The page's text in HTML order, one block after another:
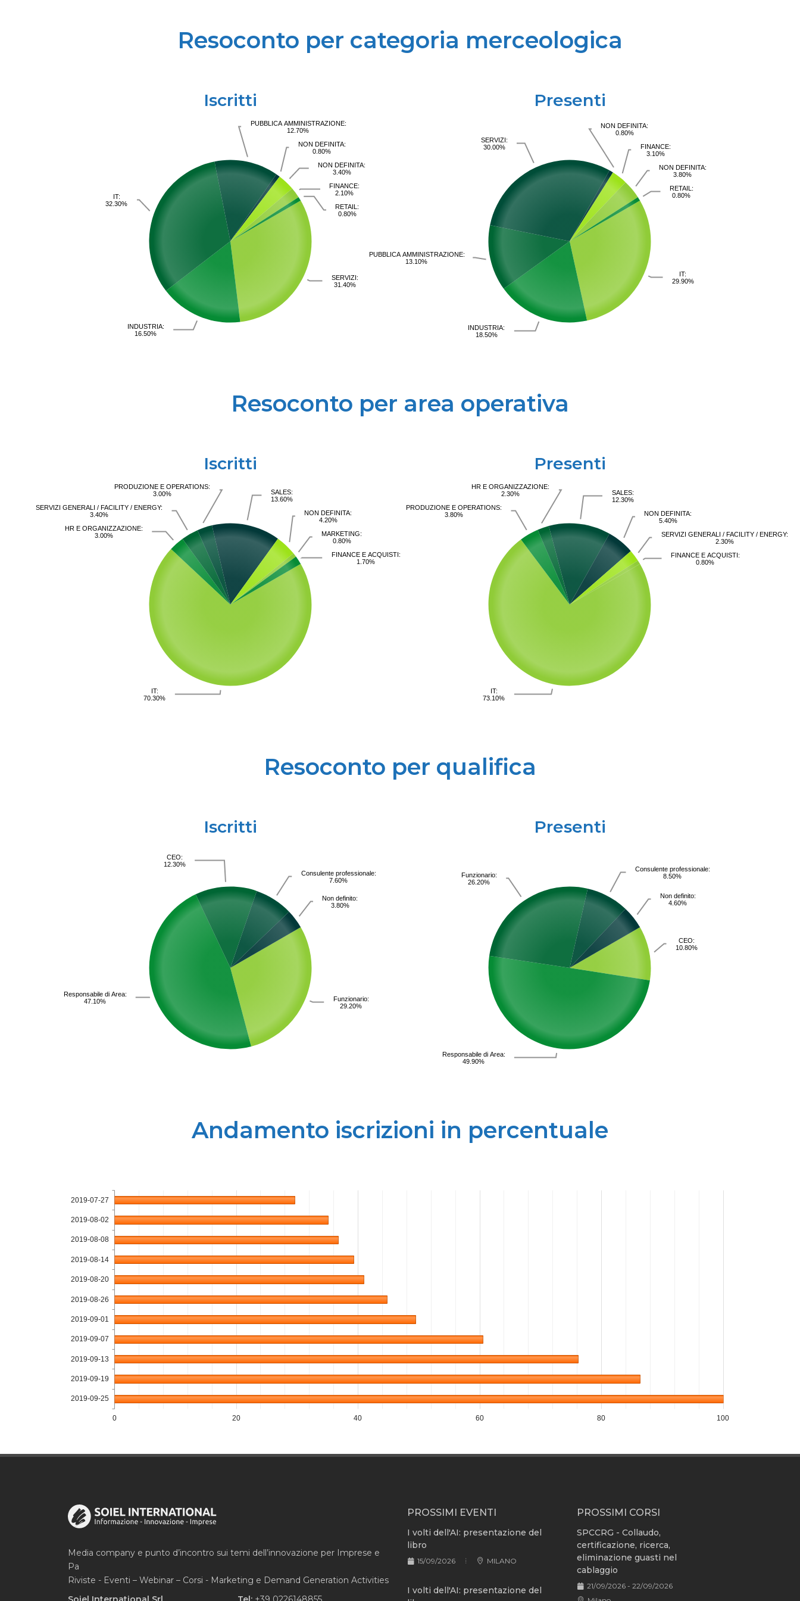
Resoconto per categoria merceologica
Iscritti
SERVIZI:
31.40%
INDUSTRIA:
16.50%
IT:
32.30%
PUBBLICA AMMINISTRAZIONE:
12.70%
NON DEFINITA:
0.80%
NON DEFINITA:
3.40%
FINANCE:
2.10%
RETAIL:
0.80%
Presenti
IT:
29.90%
INDUSTRIA:
18.50%
PUBBLICA AMMINISTRAZIONE:
13.10%
SERVIZI:
30.00%
NON DEFINITA:
0.80%
FINANCE:
3.10%
NON DEFINITA:
3.80%
RETAIL:
0.80%
Resoconto per area operativa
Iscritti
IT:
70.30%
HR E ORGANIZZAZIONE:
3.00%
SERVIZI GENERALI / FACILITY / ENERGY:
3.40%
PRODUZIONE E OPERATIONS:
3.00%
SALES:
13.60%
NON DEFINITA:
4.20%
MARKETING:
0.80%
FINANCE E ACQUISTI:
1.70%
Presenti
IT:
73.10%
PRODUZIONE E OPERATIONS:
3.80%
HR E ORGANIZZAZIONE:
2.30%
SALES:
12.30%
NON DEFINITA:
5.40%
SERVIZI GENERALI / FACILITY / ENERGY:
2.30%
FINANCE E ACQUISTI:
0.80%
Resoconto per qualifica
Iscritti
Funzionario:
29.20%
Responsabile di Area:
47.10%
CEO:
12.30%
Consulente professionale:
7.60%
Non definito:
3.80%
Presenti
CEO:
10.80%
Responsabile di Area:
49.90%
Funzionario:
26.20%
Consulente professionale:
8.50%
Non definito:
4.60%
Andamento iscrizioni in percentuale
2019-07-27
2019-08-02
2019-08-08
2019-08-14
2019-08-20
2019-08-26
2019-09-01
2019-09-07
2019-09-13
2019-09-19
2019-09-25
0 20 40 60 80 100
Media company e punto d’incontro sui temi dell’innovazione per Imprese e
Pa
Riviste - Eventi – Webinar – Corsi - Marketing e Demand Generation Activities
PROSSIMI EVENTI
I volti dell'AI: presentazione del
libro
15/09/2026 MILANO
I volti dell'AI: presentazione del
PROSSIMI CORSI
SPCCRG - Collaudo,
certificazione, ricerca,
eliminazione guasti nel
cablaggio
21/09/2026 - 22/09/2026